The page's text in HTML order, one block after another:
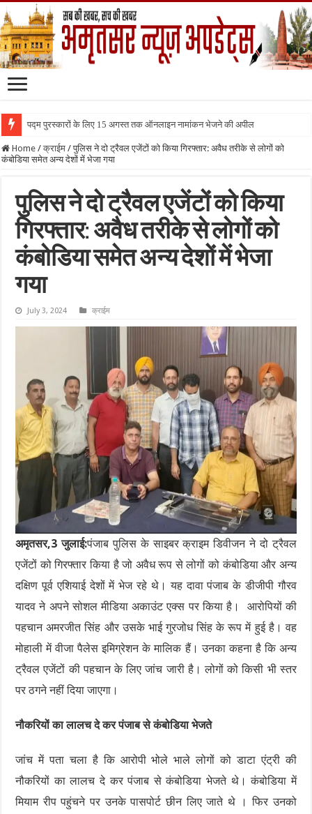
पद्म पुरस्कारों के लिए 15 अगस्त तक ऑनलाइन नामांकन भेजने की अपील
Home / क्राईम / पुलिस ने दो ट्रैवल एजेंटों को किया गिरफ्तार: अवैध तरीके से लोगों को
कंबोडिया समेत अन्य देशों में भेजा गया
पुलिस ने दो ट्रैवल एजेंटों को किया
गिरफ्तार: अवैध तरीके से लोगों को
कंबोडिया समेत अन्य देशों में भेजा
गया
July 3, 2024 क्राईम
अमृतसर,3 जुलाई:पंजाब पुलिस के साइबर क्राइम डिवीजन ने दो ट्रैवल
एजेंटों को गिरफ्तार किया है जो अवैध रूप से लोगों को कंबोडिया और अन्य
दक्षिण पूर्व एशियाई देशों में भेज रहे थे। यह दावा पंजाब के डीजीपी गौरव
यादव ने अपने सोशल मीडिया अकाउंट एक्स पर किया है। आरोपियों की
पहचान अमरजीत सिंह और उसके भाई गुरजोध सिंह के रूप में हुई है। वह
मोहाली में वीजा पैलेस इमिग्रेशन के मालिक हैं। उनका कहना है कि अन्य
ट्रैवल एजेंटों की पहचान के लिए जांच जारी है। लोगों को किसी भी स्तर
पर ठगने नहीं दिया जाएगा।
नौकरियों का लालच दे कर पंजाब से कंबोडिया भेजते
जांच में पता चला है कि आरोपी भोले भाले लोगों को डाटा एंट्री की
नौकरियों का लालच दे कर पंजाब से कंबोडिया भेजते थे। कंबोडिया में
मियाम रीप पहुंचने पर उनके पासपोर्ट छीन लिए जाते थे । फिर उनको